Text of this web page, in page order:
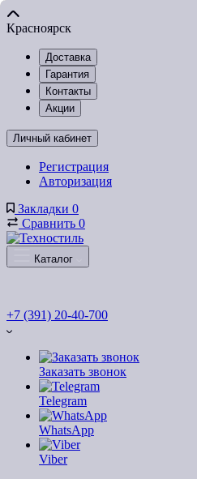
Красноярск
Доставка
Гарантия
Контакты
Акции
Личный кабинет
Регистрация
Авторизация
Закладки 0
Сравнить 0
Каталог
+7 (391) 20-40-700
Заказать звонок
Telegram
WhatsApp
Viber